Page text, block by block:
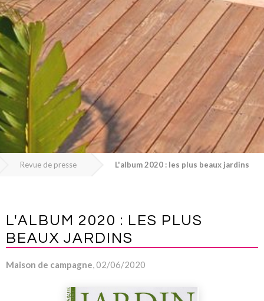
Revue de presse L'album 2020 : les plus beaux jardins
L'ALBUM 2020 : LES PLUS
BEAUX JARDINS
Maison de campagne, 02/06/2020